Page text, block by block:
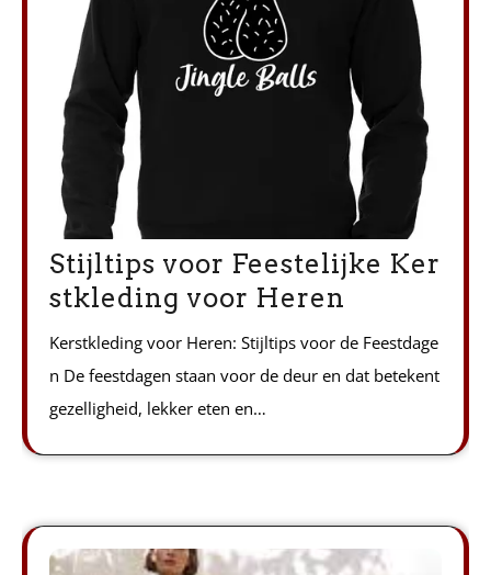
Stijltips voor Feestelijke Ker
stkleding voor Heren
Kerstkleding voor Heren: Stijltips voor de Feestdage
n De feestdagen staan voor de deur en dat betekent
gezelligheid, lekker eten en…